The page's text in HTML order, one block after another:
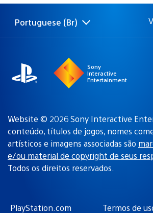
publicação:
Selecione
uma
Região
atual:
Portuguese (Br)
Sony
Interactive
Entertainment
Website © 2026 Sony Interactive
conteúdo, títulos de jogos, nomes
artísticos e imagens associadas são
e/ou material de copyright de seus
Todos os direitos reservados.
PlayStation.com Termos de